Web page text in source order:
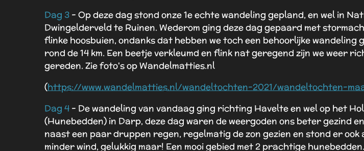
Dag 3- Op deze dag stond onze 1e echte wandeling gepland, en wel in
Dwingelderveld te Ruinen. Wederom ging deze dag gepaard met
flinke hoosbuien, ondanks dat hebben we toch een behoorlijke wandeling
rond de 14 km. Een beetje verkleumd en flink nat geregend zijn we weer
gereden. Zie foto's op Wandelmatties.nl
(https://www.wandelmatties.nl/wandeltochten-2021/wandeltochten-
Dag 4- De wandeling van vandaag ging richting Havelte en wel op het
(Hunebedden) in Darp, deze dag waren de weergoden ons beter gezind
naast een paar druppen regen, regelmatig de zon gezien en stond er ook
minder wind, gelukkig maar! Een mooi gebied met 2 prachtige